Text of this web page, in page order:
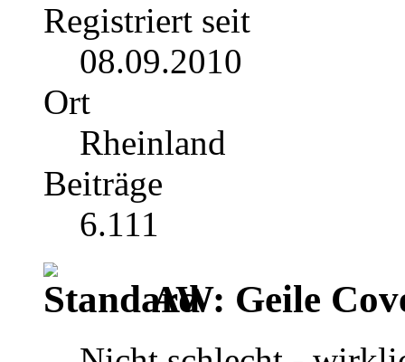
Registriert seit
08.09.2010
Ort
Rheinland
Beiträge
6.111
AW: Geile